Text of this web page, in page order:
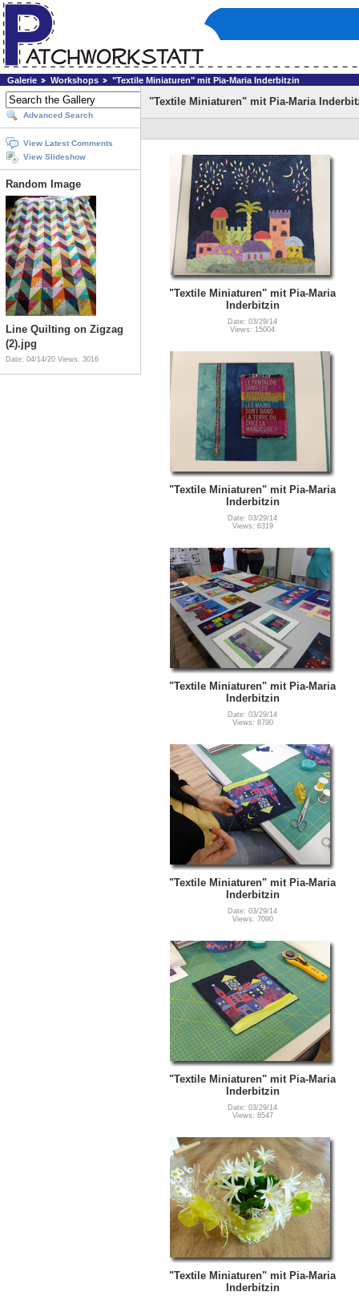
Galerie Workshops "Textile Miniaturen" mit Pia-Maria Inderbitzin
Advanced Search
View Latest Comments
View Slideshow
Random Image
Line Quilting on Zigzag
(2).jpg
Date: 04/14/20 Views: 3016
"Textile Miniaturen" mit Pia-Maria
"Textile Miniaturen" mit Pia-Maria
Inderbitzin
Date: 03/29/14
Views: 15004
"Textile Miniaturen" mit Pia-Maria
Inderbitzin
Date: 03/29/14
Views: 6319
"Textile Miniaturen" mit Pia-Maria
Inderbitzin
Date: 03/29/14
Views: 8790
"Textile Miniaturen" mit Pia-Maria
Inderbitzin
Date: 03/29/14
Views: 7090
"Textile Miniaturen" mit Pia-Maria
Inderbitzin
Date: 03/29/14
Views: 6547
"Textile Miniaturen" mit Pia-Maria
Inderbitzin